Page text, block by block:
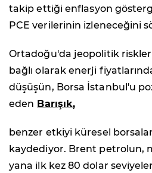
takip ettiği enflasyon
PCE verilerinin izleneceğini
Ortadoğu'da jeopolitik
bağlı olarak enerji
düşüşün, Borsa İstanbul'u
eden Barışık,
benzer etkiyi küresel
kaydediyor. Brent petrolun,
yana ilk kez 80 dolar